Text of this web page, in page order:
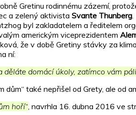
Gretinu rodinnému zázemí,
a zelený aktivista Svante Thunberg
byl zakladatelem a ředitelem
americkým viceprezidentem
že v době Gretiny stávky za
ní:
děláte domácí úkoly, zatímco vám
dům“ také nepřišel od Grety, ale od
hoří“ , navrhla 16. dubna 2016 ve